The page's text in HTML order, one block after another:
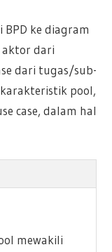
ke diagram
aktor dari
dari tugas/sub-
pool,
case, dalam hal
mewakili